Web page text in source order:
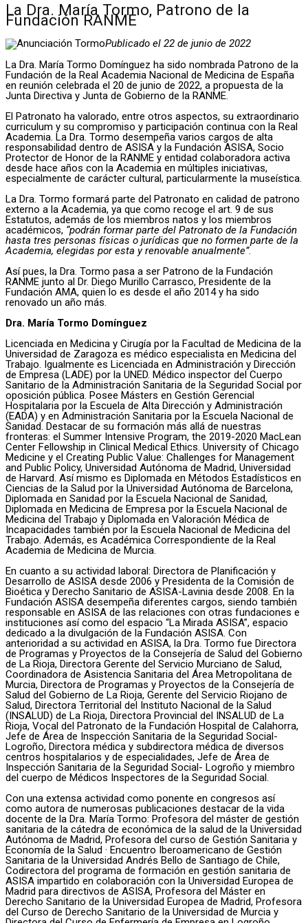
La Dra. María Tormo, Patrono de la
Fundación RANME
Publicado el 22 de junio de 2022
La Dra. María Tormo Domínguez ha sido nombrada Patrono de la
Fundación de la Real Academia Nacional de Medicina de España
en reunión celebrada el 20 de junio de 2022, a propuesta de la
Junta Directiva y Junta de Gobierno de la RANME.
El Patronato ha valorado, entre otros aspectos, su extraordinario
curriculum y su compromiso y participación continua con la Real
Academia. La Dra. Tormo desempeña varios cargos de alta
responsabilidad dentro de ASISA y la Fundación ASISA, Socio
Protector de Honor de la RANME y entidad colaboradora activa
desde hace años con la Academia en múltiples iniciativas,
especialmente de carácter cultural, particularmente la museística.
La Dra. Tormo formará parte del Patronato en calidad de patrono
externo a la Academia, ya que como recoge el art. 9 de sus
Estatutos, además de los miembros natos y los miembros
académicos, “podrán formar parte del Patronato de la Fundación
hasta tres personas físicas o jurídicas que no formen parte de la
Academia, elegidas por esta y renovable anualmente”.
Así pues, la Dra. Tormo pasa a ser Patrono de la Fundación
RANME junto al Dr. Diego Murillo Carrasco, Presidente de la
Fundación AMA, quien lo es desde el año 2014 y ha sido
renovado un año más.
Dra. María Tormo Domínguez
Licenciada en Medicina y Cirugía por la Facultad de Medicina de la
Universidad de Zaragoza es médico especialista en Medicina del
Trabajo. Igualmente es Licenciada en Administración y Dirección
de Empresa (LADE) por la UNED. Médico inspector del Cuerpo
Sanitario de la Administración Sanitaria de la Seguridad Social por
oposición pública. Posee Másters en Gestión Gerencial
Hospitalaria por la Escuela de Alta Dirección y Administración
(EADA) y en Administración Sanitaria por la Escuela Nacional de
Sanidad. Destacar de su formación más allá de nuestras
fronteras: el Summer Intensive Program, the 2019-2020 MacLean
Center Fellowship in Clinical Medical Ethics. University of Chicago
Medicine y el Creating Public Value: Challenges for Management
and Public Policy, Universidad Autónoma de Madrid, Universidad
de Harvard. Así mismo es Diplomada en Métodos Estadísticos en
Ciencias de la Salud por la Universidad Autónoma de Barcelona,
Diplomada en Sanidad por la Escuela Nacional de Sanidad,
Diplomada en Medicina de Empresa por la Escuela Nacional de
Medicina del Trabajo y Diplomada en Valoración Médica de
Incapacidades también por la Escuela Nacional de Medicina del
Trabajo. Además, es Académica Correspondiente de la Real
Academia de Medicina de Murcia.
En cuanto a su actividad laboral: Directora de Planificación y
Desarrollo de ASISA desde 2006 y Presidenta de la Comisión de
Bioética y Derecho Sanitario de ASISA-Lavinia desde 2008. En la
Fundación ASISA desempeña diferentes cargos, siendo también
responsable en ASISA de las relaciones con otras fundaciones e
instituciones así como del espacio “La Mirada ASISA”, espacio
dedicado a la divulgación de la Fundación ASISA. Con
anterioridad a su actividad en ASISA, la Dra. Tormo fue Directora
de Programas y Proyectos de la Consejería de Salud del Gobierno
de La Rioja, Directora Gerente del Servicio Murciano de Salud,
Coordinadora de Asistencia Sanitaria del Área Metropolitana de
Murcia, Directora de Programas y Proyectos de la Consejería de
Salud del Gobierno de La Rioja, Gerente del Servicio Riojano de
Salud, Directora Territorial del Instituto Nacional de la Salud
(INSALUD) de La Rioja, Directora Provincial del INSALUD de La
Rioja, Vocal del Patronato de la Fundación Hospital de Calahorra,
Jefe de Área de Inspección Sanitaria de la Seguridad Social-
Logroño, Directora médica y subdirectora médica de diversos
centros hospitalarios y de especialidades, Jefe de Área de
Inspección Sanitaria de la Seguridad Social- Logroño y miembro
del cuerpo de Médicos Inspectores de la Seguridad Social.
Con una extensa actividad como ponente en congresos así
como autora de numerosas publicaciones destacar de la vida
docente de la Dra. María Tormo: Profesora del máster de gestión
sanitaria de la cátedra de económica de la salud de la Universidad
Autónoma de Madrid, Profesora del curso de Gestión Sanitaria y
Economía de la Salud · Encuentro Iberoamericano de Gestión
Sanitaria de la Universidad Andrés Bello de Santiago de Chile,
Codirectora del programa de formación en gestión sanitaria de
ASISA impartido en colaboración con la Universidad Europea de
Madrid para directivos de ASISA, Profesora del Máster en
Derecho Sanitario de la Universidad Europea de Madrid, Profesora
del Curso de Derecho Sanitario de la Universidad de Murcia y